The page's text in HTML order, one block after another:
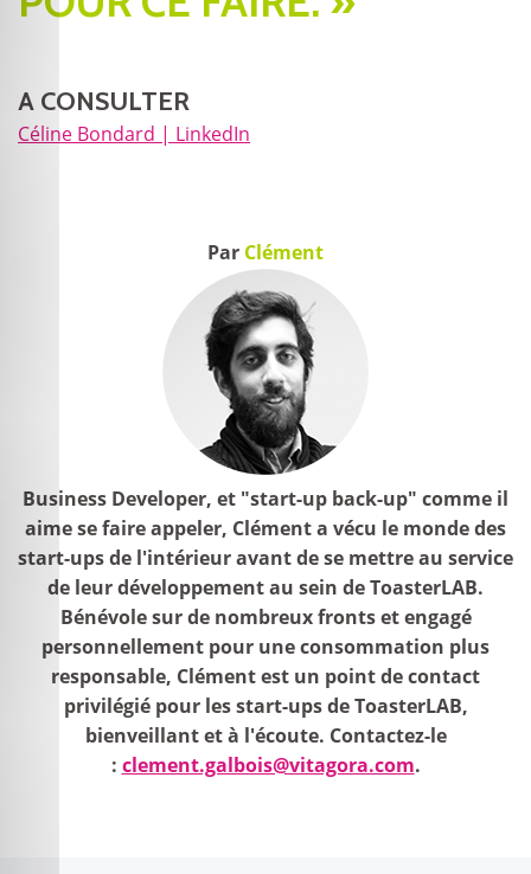
A CONSULTER
Céline Bondard | LinkedIn
Par Clément
Business Developer, et "start-up back-up" comme il
aime se faire appeler, Clément a vécu le monde des
start-ups de l'intérieur avant de se mettre au service
de leur développement au sein de ToasterLAB.
Bénévole sur de nombreux fronts et engagé
personnellement pour une consommation plus
responsable, Clément est un point de contact
privilégié pour les start-ups de ToasterLAB,
bienveillant et à l'écoute. Contactez-le
: clement.galbois@vitagora.com.